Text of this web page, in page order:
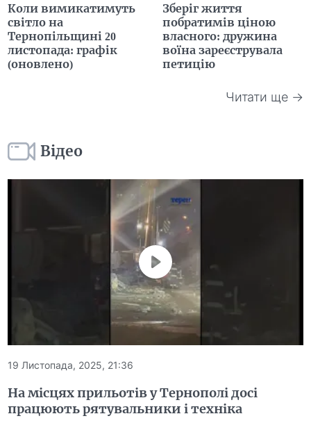
Коли вимикатимуть
світло на
Тернопільщині 20
листопада: графік
(оновлено)
Зберіг життя
побратимів ціною
власного: дружина
воїна зареєструвала
петицію
Читати ще →
Відео
19 Листопада, 2025, 21:36
На місцях прильотів у Тернополі досі
працюють рятувальники і техніка